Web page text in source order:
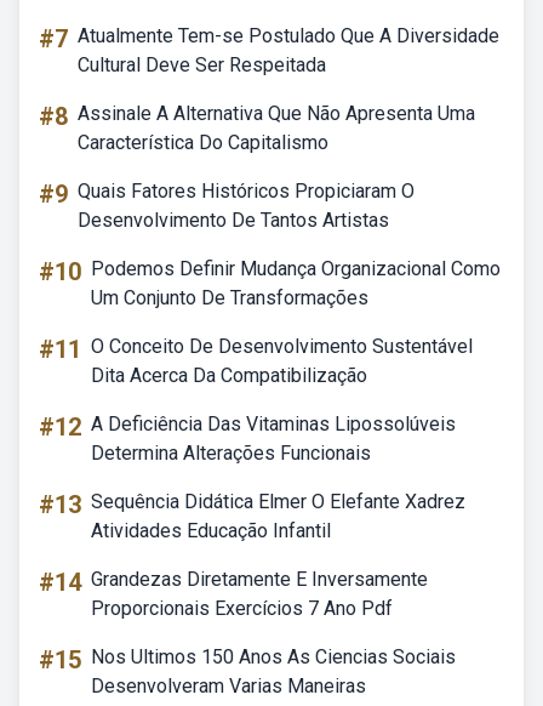
#7 Atualmente Tem-se Postulado Que A Diversidade
Cultural Deve Ser Respeitada
#8 Assinale A Alternativa Que Não Apresenta Uma
Característica Do Capitalismo
#9 Quais Fatores Históricos Propiciaram O
Desenvolvimento De Tantos Artistas
#10 Podemos Definir Mudança Organizacional Como
Um Conjunto De Transformações
#11 O Conceito De Desenvolvimento Sustentável
Dita Acerca Da Compatibilização
#12 A Deficiência Das Vitaminas Lipossolúveis
Determina Alterações Funcionais
#13 Sequência Didática Elmer O Elefante Xadrez
Atividades Educação Infantil
#14 Grandezas Diretamente E Inversamente
Proporcionais Exercícios 7 Ano Pdf
#15 Nos Ultimos 150 Anos As Ciencias Sociais
Desenvolveram Varias Maneiras